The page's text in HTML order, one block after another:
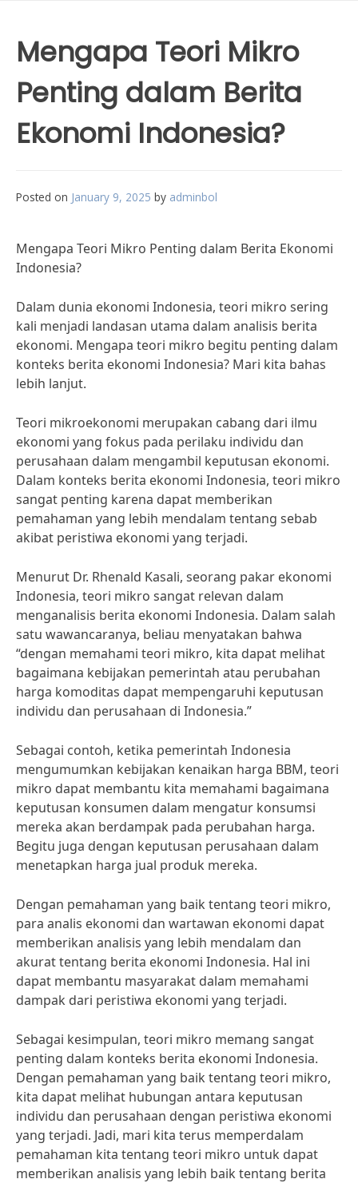
Mengapa Teori Mikro
Penting dalam Berita
Ekonomi Indonesia?
Posted on January 9, 2025 by adminbol
Mengapa Teori Mikro Penting dalam Berita Ekonomi
Indonesia?
Dalam dunia ekonomi Indonesia, teori mikro sering
kali menjadi landasan utama dalam analisis berita
ekonomi. Mengapa teori mikro begitu penting dalam
konteks berita ekonomi Indonesia? Mari kita bahas
lebih lanjut.
Teori mikroekonomi merupakan cabang dari ilmu
ekonomi yang fokus pada perilaku individu dan
perusahaan dalam mengambil keputusan ekonomi.
Dalam konteks berita ekonomi Indonesia, teori mikro
sangat penting karena dapat memberikan
pemahaman yang lebih mendalam tentang sebab
akibat peristiwa ekonomi yang terjadi.
Menurut Dr. Rhenald Kasali, seorang pakar ekonomi
Indonesia, teori mikro sangat relevan dalam
menganalisis berita ekonomi Indonesia. Dalam salah
satu wawancaranya, beliau menyatakan bahwa
“dengan memahami teori mikro, kita dapat melihat
bagaimana kebijakan pemerintah atau perubahan
harga komoditas dapat mempengaruhi keputusan
individu dan perusahaan di Indonesia.”
Sebagai contoh, ketika pemerintah Indonesia
mengumumkan kebijakan kenaikan harga BBM, teori
mikro dapat membantu kita memahami bagaimana
keputusan konsumen dalam mengatur konsumsi
mereka akan berdampak pada perubahan harga.
Begitu juga dengan keputusan perusahaan dalam
menetapkan harga jual produk mereka.
Dengan pemahaman yang baik tentang teori mikro,
para analis ekonomi dan wartawan ekonomi dapat
memberikan analisis yang lebih mendalam dan
akurat tentang berita ekonomi Indonesia. Hal ini
dapat membantu masyarakat dalam memahami
dampak dari peristiwa ekonomi yang terjadi.
Sebagai kesimpulan, teori mikro memang sangat
penting dalam konteks berita ekonomi Indonesia.
Dengan pemahaman yang baik tentang teori mikro,
kita dapat melihat hubungan antara keputusan
individu dan perusahaan dengan peristiwa ekonomi
yang terjadi. Jadi, mari kita terus memperdalam
pemahaman kita tentang teori mikro untuk dapat
memberikan analisis yang lebih baik tentang berita